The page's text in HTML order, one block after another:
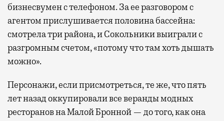
бизнесвумен с телефоном. За ее разговором с
агентом прислушивается половина бассейна:
смотрела три района, и Сокольники выиграли с
разгромным счетом, «потому что там хоть дышать
можно».
Персонажи, если присмотреться, те же, что пять
лет назад оккупировали все веранды модных
ресторанов на Малой Бронной — до того, как она